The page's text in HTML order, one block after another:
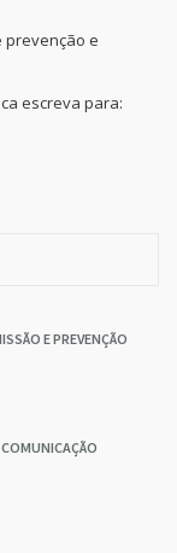
prevenção e
escreva para:
E PREVENÇÃO